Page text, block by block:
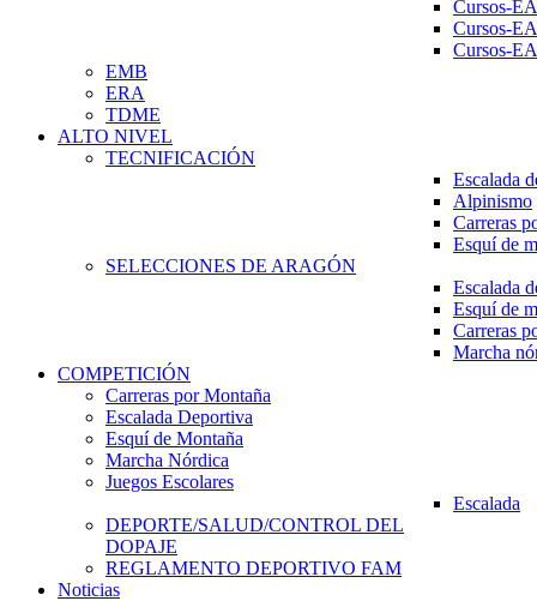
Cursos-
Cursos-
Cursos-
EMB
ERA
TDME
ALTO NIVEL
TECNIFICACIÓN
Escalada
Alpinismo
Carreras
Esquí de
SELECCIONES DE ARAGÓN
Escalada
Esquí de
Carreras
Marcha
COMPETICIÓN
Carreras por Montaña
Escalada Deportiva
Esquí de Montaña
Marcha Nórdica
Juegos Escolares
Escalada
DEPORTE/SALUD/CONTROL DEL
DOPAJE
REGLAMENTO DEPORTIVO FAM
Noticias